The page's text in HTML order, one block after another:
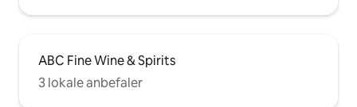
ABC Fine Wine & Spirits
3 lokale anbefaler